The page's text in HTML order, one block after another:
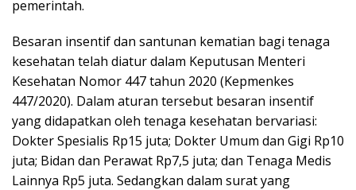
pemerintah.
Besaran insentif dan santunan kematian bagi tenaga
kesehatan telah diatur dalam Keputusan Menteri
Kesehatan Nomor 447 tahun 2020 (Kepmenkes
447/2020). Dalam aturan tersebut besaran insentif
yang didapatkan oleh tenaga kesehatan bervariasi:
Dokter Spesialis Rp15 juta; Dokter Umum dan Gigi Rp10
juta; Bidan dan Perawat Rp7,5 juta; dan Tenaga Medis
Lainnya Rp5 juta. Sedangkan dalam surat yang